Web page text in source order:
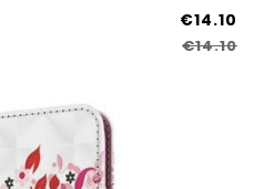
€14.10
€14.10